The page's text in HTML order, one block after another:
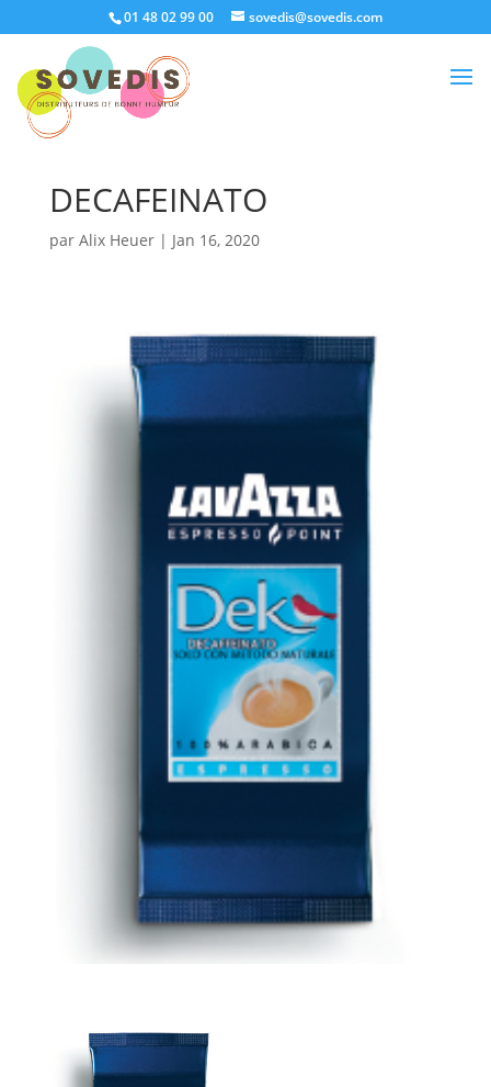
01 48 02 99 00 sovedis@sovedis.com
DECAFEINATO
par Alix Heuer| Jan 16, 2020